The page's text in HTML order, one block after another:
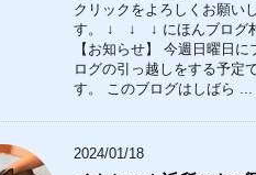
クリックをよろしくお願い
す。 ↓ ↓ ↓ にほんブログ
【お知らせ】 今週日曜日に
ログの引っ越しをする予定
す。 このブログはしばら ...
2024/01/18